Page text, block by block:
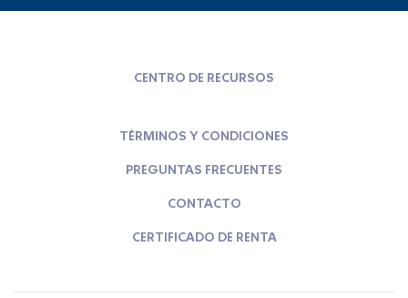
CENTRO DE RECURSOS
TÉRMINOS Y CONDICIONES
PREGUNTAS FRECUENTES
CONTACTO
CERTIFICADO DE RENTA